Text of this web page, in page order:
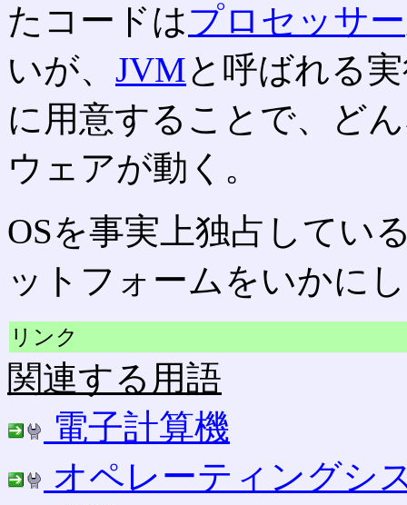
たコードはプロセッサー
いが、 JVMと呼ばれる
に用意することで、ど
ウェアが動く。
OSを事実上独占してい
ットフォームをいかに
リンク
関連する用語
電子計算機
オペレーティングシ